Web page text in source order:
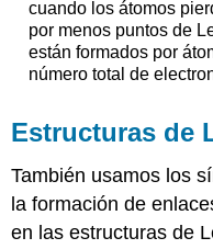
cuando los átomos
por menos puntos de
están formados por
número total de
Estructuras de
También usamos los
la formación de
en las estructuras de